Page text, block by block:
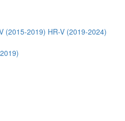
(2015-2019) HR-V (2019-2024)